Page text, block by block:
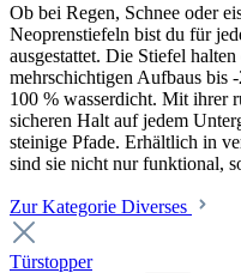
Ob bei Regen, Schnee oder
Neoprenstiefeln bist du für
ausgestattet. Die Stiefel
mehrschichtigen Aufbaus bis
100 % wasserdicht. Mit ihrer
sicheren Halt auf jedem
steinige Pfade. Erhältlich in
sind sie nicht nur funktional,
Zur Kategorie Diverses
Türstopper